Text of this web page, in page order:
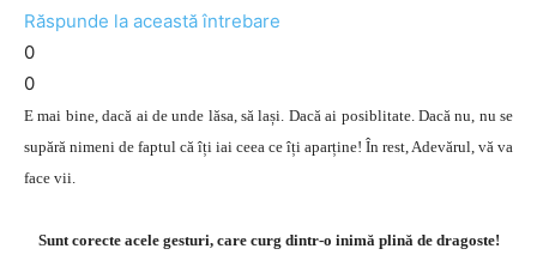
Răspunde la această întrebare
0
0
E mai bine, dacă ai de unde lăsa, să lași. Dacă ai posiblitate. Dacă nu, nu se
supără nimeni de faptul că îți iai ceea ce îți aparține! În rest, Adevărul, vă va
face vii.
Sunt corecte acele gesturi, care curg dintr-o inimă plină de dragoste!